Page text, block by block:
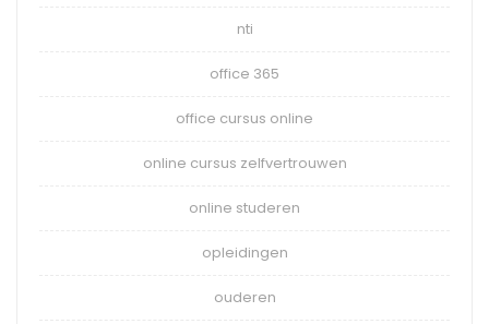
nti
office 365
office cursus online
online cursus zelfvertrouwen
online studeren
opleidingen
ouderen